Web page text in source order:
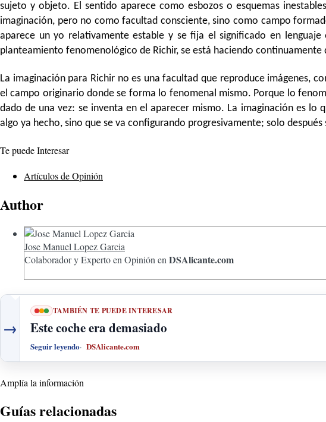
sujeto y objeto. El sentido aparece como esbozos o esquemas
imaginación, pero no como facultad consciente, sino como campo
aparece un yo relativamente estable y se fija el significado en
planteamiento fenomenológico de Richir, se está haciendo
La imaginación para Richir no es una facultad que reproduce imágenes,
el campo originario donde se forma lo fenomenal mismo. Porque lo
dado de una vez: se inventa en el aparecer mismo. La imaginación es
algo ya hecho, sino que se va configurando progresivamente; solo
Te puede Interesar
Artículos de Opinión
Author
Jose Manuel Lopez Garcia
Colaborador y Experto en Opinión en DSAlicante.com
→
TAMBIÉN TE PUEDE INTERESAR
Este coche era demasiado
Seguir leyendo DSAlicante.com
Amplía la información
Guías relacionadas